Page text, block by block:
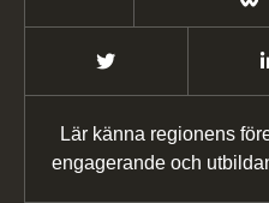
Lär känna regionens
engagerande och